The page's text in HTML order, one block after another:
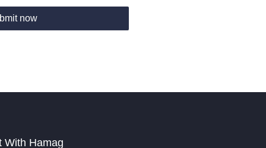
now
With Hamag